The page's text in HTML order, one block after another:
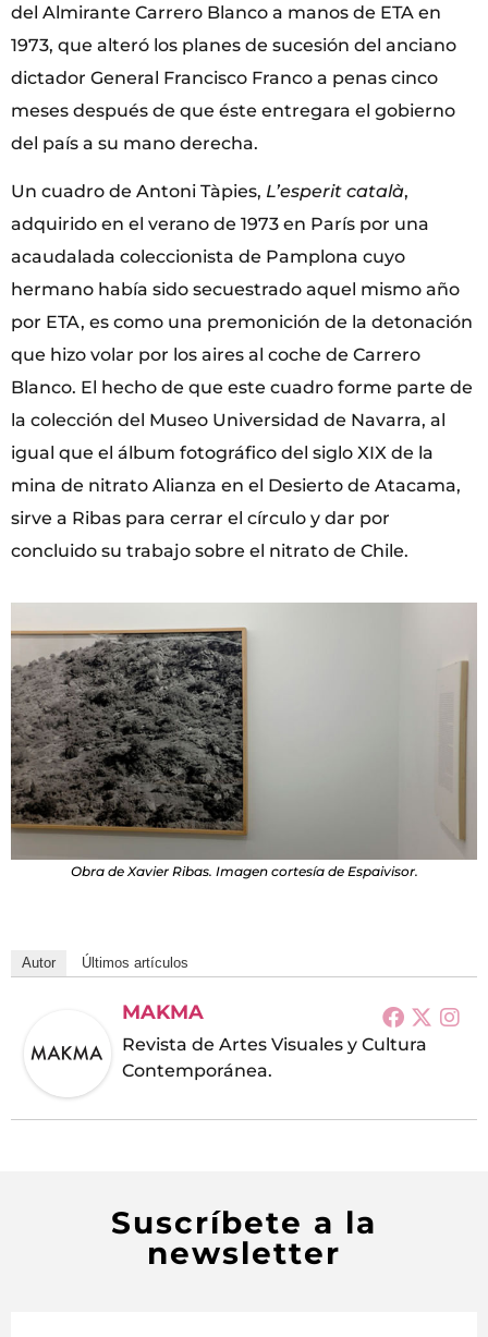
del Almirante Carrero Blanco a manos de ETA en
1973, que alteró los planes de sucesión del anciano
dictador General Francisco Franco a penas cinco
meses después de que éste entregara el gobierno
del país a su mano derecha.
Un cuadro de Antoni Tàpies, L’esperit català,
adquirido en el verano de 1973 en París por una
acaudalada coleccionista de Pamplona cuyo
hermano había sido secuestrado aquel mismo año
por ETA, es como una premonición de la detonación
que hizo volar por los aires al coche de Carrero
Blanco. El hecho de que este cuadro forme parte de
la colección del Museo Universidad de Navarra, al
igual que el álbum fotográfico del siglo XIX de la
mina de nitrato Alianza en el Desierto de Atacama,
sirve a Ribas para cerrar el círculo y dar por
concluido su trabajo sobre el nitrato de Chile.
Obra de Xavier Ribas. Imagen cortesía de Espaivisor.
Autor Últimos artículos
MAKMA
Revista de Artes Visuales y Cultura
Contemporánea.
Suscríbete a la
newsletter